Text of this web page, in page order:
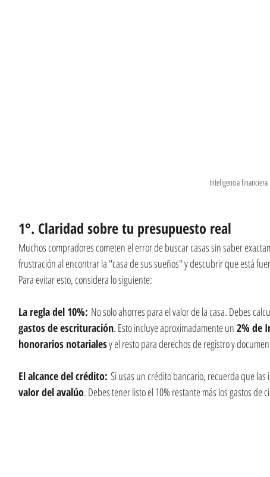
Inteligencia financiera
1°. Claridad sobre tu presupuesto real
Muchos compradores cometen el error de buscar casas sin saber
frustración al encontrar la "casa de sus sueños" y descubrir que está
Para evitar esto, considera lo siguiente:
La regla del 10%: No solo ahorres para el valor de la casa. Debes
gastos de escrituración. Esto incluye aproximadamente un 2% de
honorarios notariales y el resto para derechos de registro y
El alcance del crédito: Si usas un crédito bancario, recuerda que
valor del avalúo. Debes tener listo el 10% restante más los gastos de